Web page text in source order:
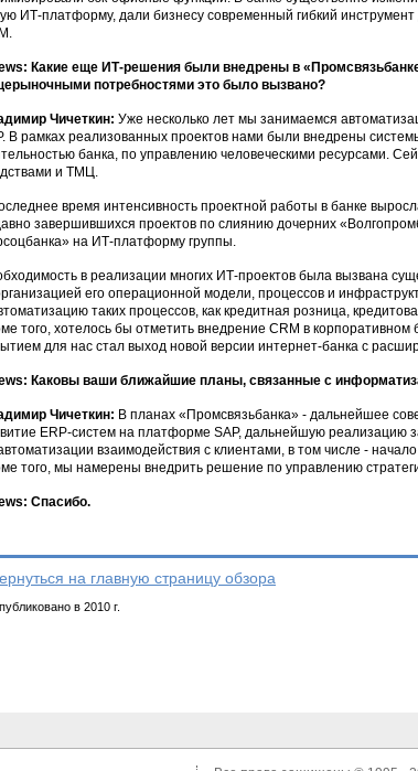
ИТ-платформу, дали бизнесу современный гибкий
Какие еще ИТ-решения были внедрены в
потребностями это было вызвано?
Чичеткин: Уже несколько лет мы занимаемся
В рамках реализованных проектов нами были внедрены
банка, по управлению человеческими ресурсами.
и ТМЦ.
время интенсивность проектной работы в банке
завершившихся проектов по слиянию дочерних
на ИТ-платформу группы.
в реализации многих ИТ-проектов была вызвана
его операционной модели, процессов и
таких процессов, как кредитная розница,
того, хотелось бы отметить внедрение CRM в
для нас стал выход новой версии интернет-банка с
Каковы ваши ближайшие планы, связанные с
Чичеткин: В планах «Промсвязьбанка» - дальнейшее
ERP-систем на платформе SAP, дальнейшую реализацию
взаимодействия с клиентами, в том числе -
того, мы намерены внедрить решение по управлению
Спасибо.
на главную страницу обзора
в 2010 г.